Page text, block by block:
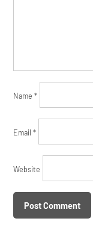
Name*
Email*
Website